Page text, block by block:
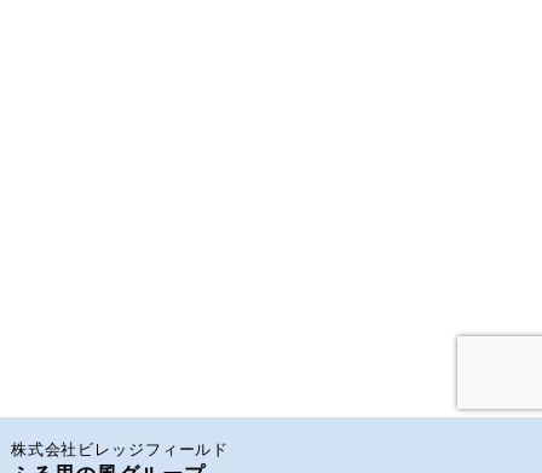
株式会社ビレッジフィールド